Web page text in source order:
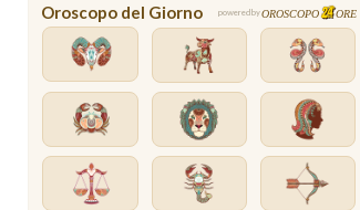
Oroscopo del Giorno powered byOROSCOPO ORE